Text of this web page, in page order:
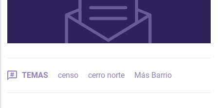
TEMAS censo cerro norte Más Barrio